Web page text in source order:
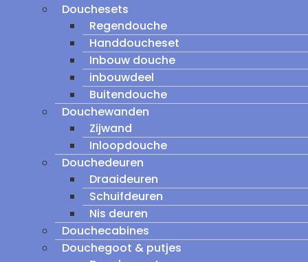
Douchesets
Regendouche
Handdoucheset
Inbouw douche
inbouwdeel
Buitendouche
Douchewanden
Zijwand
Inloopdouche
Douchedeuren
Draaideuren
Schuifdeuren
Nis deuren
Douchecabines
Douchegoot & putjes